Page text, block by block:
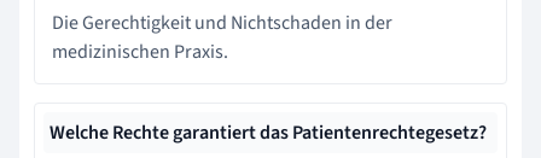
Die Gerechtigkeit und Nichtschaden in der
medizinischen Praxis.
Welche Rechte garantiert das Patientenrechtegesetz?